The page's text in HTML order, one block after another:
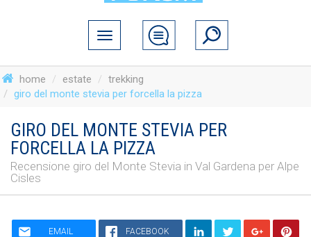
home estate
trekking
giro del monte stevia per forcella la pizza
GIRO DEL MONTE STEVIA PER
FORCELLA LA PIZZA
Recensione giro del Monte Stevia in Val Gardena per Alpe
Cisles
EMAIL FACEBOOK